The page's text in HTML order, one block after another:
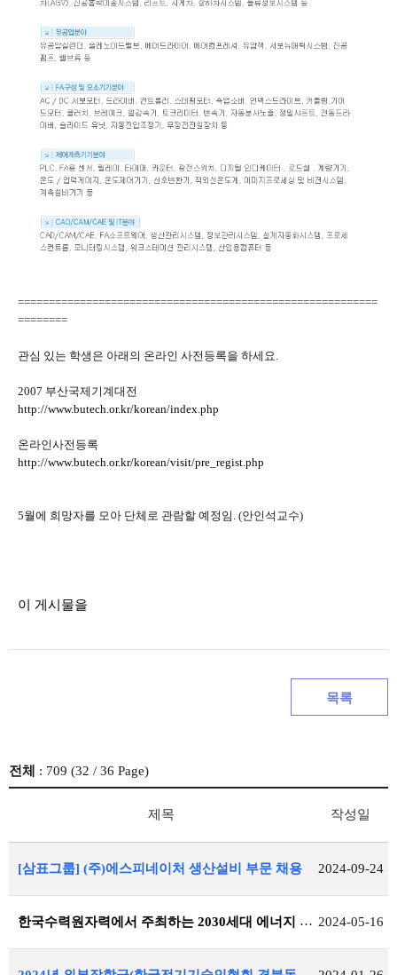
==========================================================
========
관심 있는 학생은 아래의 온라인 사전등록을 하세요.
2007 부산국제기계대전
http://www.butech.or.kr/korean/index.php
온라인사전등록
http://www.butech.or.kr/korean/visit/pre_regist.php
5월에 희망자를 모아 단체로 관람할 예정임. (안인석교수)
이 게시물을
목록
전체 : 709 (32 / 36 Page)
제목 작성일
[삼표그룹] (주)에스피네이처 생산설비 부문 채용 2024-09-24
한국수력원자력에서 주최하는 2030세대 에너지 리더 캠프 신청 안내 2024-05-16